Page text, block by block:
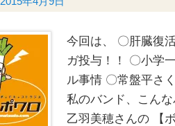
今回は、 〇肝臓復
ガ投与！！ 〇小学
ル事情 〇常盤平さ
私のバンド、こん
乙羽美穂さんの 【